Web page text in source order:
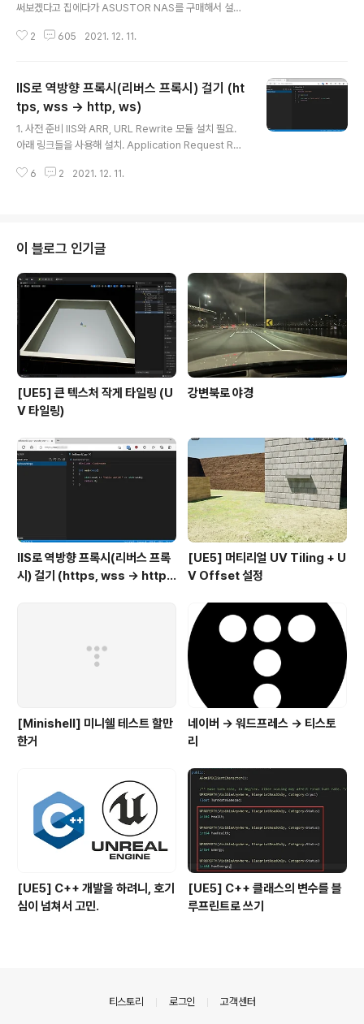
써보겠다고 집에다가 ASUSTOR NAS를 구매해서 설치
연결한 후, 리버스 프록시를 활용하고 있다. ASUSTOR N
에서 포트 포워딩은 딱 두 개만 해둔 상태이다. TCP 80 -
> 11110 TCP 443 -> 11111 그래서 다른 포트들은 원천
적으로 NAS에 접속할 수 없게 되어있다. 하지만 그래서 꽤
답답한 문제가 하나 생겼는데, ASUSTOR NAS의 앱 스
토어에서 제공하는 앱들은 거의 대부분이 리버스 프록시를
고려해서 만들어진 앱이 아니라는 점이었다. 리다이..
2 605 2021. 12. 11.
IIS로 역방향 프록시(리버스 프록시) 걸기 (ht
tps, wss -> http, ws)
1. 사전 준비 IIS와 ARR, URL Rewrite 모듈 설치 필요.
아래 링크들을 사용해 설치. Application Request Rou
The Official Microsoft IIS Site 2. 사이트 추가 컨텐츠
프록시에서 헤더 유지 옵션 1. 사진 처럼, 왼쪽의 연결 탭에
서 서버 컴퓨터를 선택. 2. 그런 다음 창에서 구성 편집기
선택. 3. 섹션은 system.webServer/proxy 로 선택.
4. preser..
6 2 2021. 12. 11.
이 블로그 인기글
[UE5] 큰 텍스처 작게 타일링 (U
V 타일링)
강변북로 야경
IIS로 역방향 프록시(리버스 프록
시) 걸기 (https, wss -> http,
[UE5] 머티리얼 UV Tiling + U
V Offset 설정
[Minishell] 미니쉘 테스트 할만
한거
네이버 -> 워드프레스 -> 티스토
리
[UE5] C++ 개발을 하려니, 호기
심이 넘쳐서 고민.
[UE5] C++ 클래스의 변수를 블
루프린트로 쓰기
티스토리 로그인 고객센터